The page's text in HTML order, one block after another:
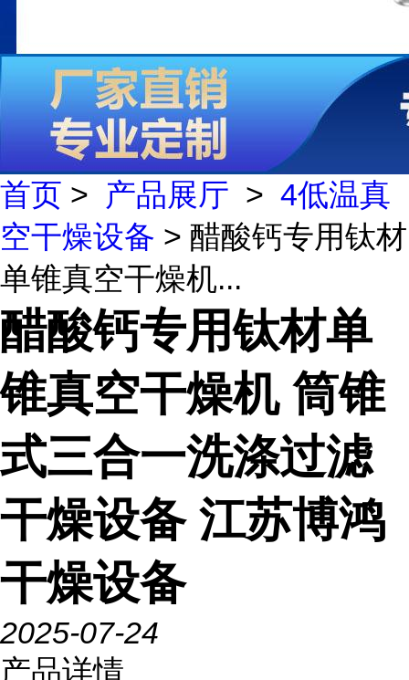
首页 > 产品展厅 > 4低温真
空干燥设备 > 醋酸钙专用钛材
单锥真空干燥机...
醋酸钙专用钛材单
锥真空干燥机 筒锥
式三合一洗涤过滤
干燥设备 江苏博鸿
干燥设备
2025-07-24
产品详情